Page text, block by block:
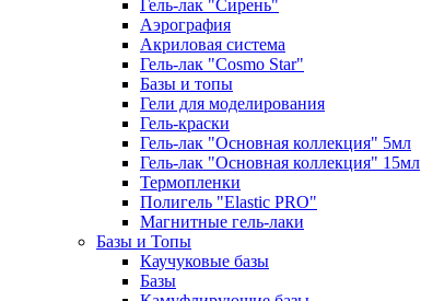
Гель-лак "Сирень"
Аэрография
Акриловая система
Гель-лак "Cosmo Star"
Базы и топы
Гели для моделирования
Гель-краски
Гель-лак "Основная коллекция" 5мл
Гель-лак "Основная коллекция" 15мл
Термопленки
Полигель "Elastic PRO"
Магнитные гель-лаки
Базы и Топы
Каучуковые базы
Базы